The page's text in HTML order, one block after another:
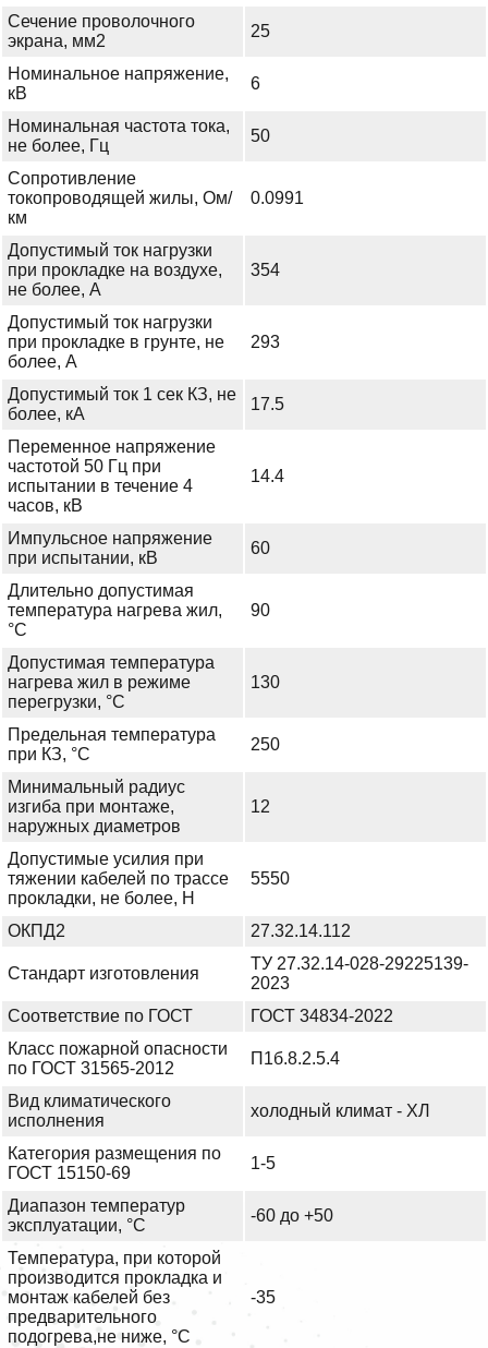
Сечение проволочного
экрана, мм2
25
Номинальное напряжение,
кВ
6
Номинальная частота тока,
не более, Гц
50
Сопротивление
токопроводящей жилы, Ом/
км
0.0991
Допустимый ток нагрузки
при прокладке на воздухе,
не более, А
354
Допустимый ток нагрузки
при прокладке в грунте, не
более, А
293
Допустимый ток 1 сек КЗ, не
более, кА
17.5
Переменное напряжение
частотой 50 Гц при
испытании в течение 4
часов, кВ
14.4
Импульсное напряжение
при испытании, кВ
60
Длительно допустимая
температура нагрева жил,
°С
90
Допустимая температура
нагрева жил в режиме
перегрузки, °С
130
Предельная температура
при КЗ, °С
250
Минимальный радиус
изгиба при монтаже,
наружных диаметров
12
Допустимые усилия при
тяжении кабелей по трассе
прокладки, не более, Н
5550
ОКПД2 27.32.14.112
Стандарт изготовления
ТУ 27.32.14-028-29225139-
2023
Соответствие по ГОСТ
ГОСТ 34834-2022
Класс пожарной опасности
по ГОСТ 31565-2012
П1б.8.2.5.4
Вид климатического
исполнения
холодный климат - ХЛ
Категория размещения по
ГОСТ 15150-69
1-5
Диапазон температур
эксплуатации, °С
-60 до +50
Температура, при которой
производится прокладка и
монтаж кабелей без
предварительного
подогрева,не ниже, °С
-35